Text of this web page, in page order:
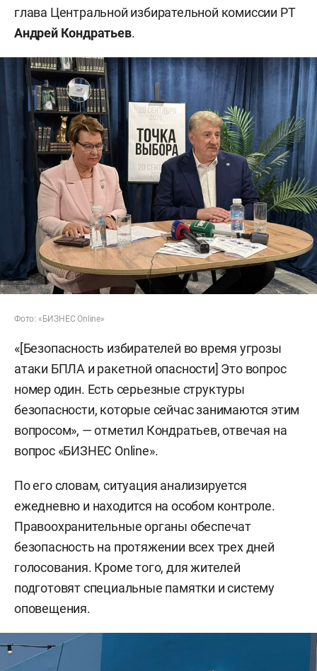
глава Центральной избирательной комиссии РТ
Андрей Кондратьев.
Фото: «БИЗНЕС Online»
«[Безопасность избирателей во время угрозы
атаки БПЛА и ракетной опасности] Это вопрос
номер один. Есть серьезные структуры
безопасности, которые сейчас занимаются этим
вопросом», — отметил Кондратьев, отвечая на
вопрос «БИЗНЕС Online».
По его словам, ситуация анализируется
ежедневно и находится на особом контроле.
Правоохранительные органы обеспечат
безопасность на протяжении всех трех дней
голосования. Кроме того, для жителей
подготовят специальные памятки и систему
оповещения.